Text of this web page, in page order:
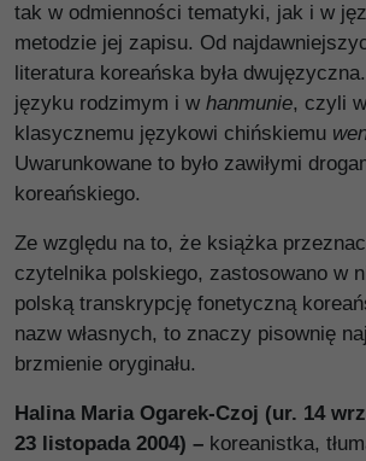
tak w odmienności tematyki, jak i w
metodzie jej zapisu. Od
literatura koreańska była
języku rodzimym i w hanmunie, czyli
klasycznemu językowi chińskiemu
Uwarunkowane to było zawiłymi
koreańskiego.
Ze względu na to, że książka
czytelnika polskiego, zastosowano w
polską transkrypcję fonetyczną
nazw własnych, to znaczy pisownię
brzmienie oryginału.
Halina Maria Ogarek-Czoj (ur. 14
23 listopada 2004) – koreanistka,